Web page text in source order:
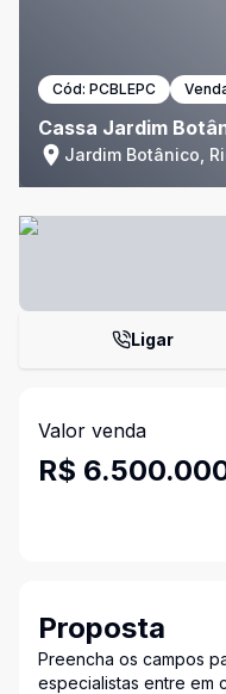
Cód: PCBLEPC
Cassa Jardim
Jardim Botânico,
Ligar
Valor venda
R$
Proposta
Preencha os campos
especialistas entre em